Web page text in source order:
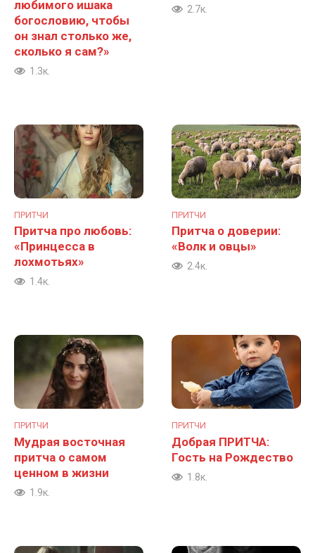
любимого ишака
богословию, чтобы
он знал столько же,
сколько я сам?»
1.3к.
2.7к.
ПРИТЧИ
Притча про любовь:
«Принцесса в
лохмотьях»
1.4к.
ПРИТЧИ
Притча о доверии:
«Волк и овцы»
2.4к.
ПРИТЧИ
Мудрая восточная
притча о самом
ценном в жизни
1.9к.
ПРИТЧИ
Добрая ПРИТЧА:
Гость на Рождество
1.8к.